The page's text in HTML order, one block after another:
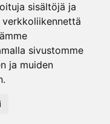
sisältöjä ja
verkkoliikennettä
sivustomme
ja muiden